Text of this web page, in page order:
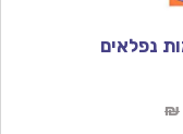
נפלאים
₪